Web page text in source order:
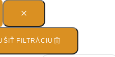
FILTRÁCIU